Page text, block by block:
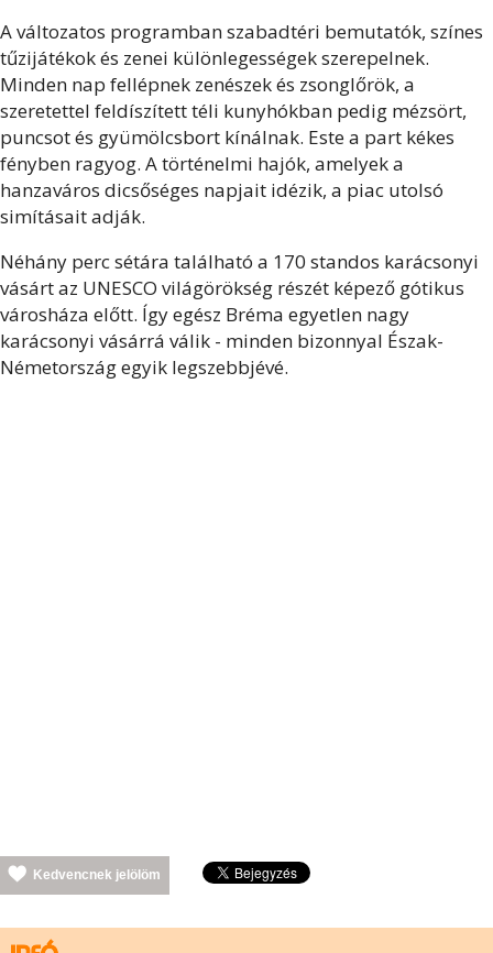
A változatos programban szabadtéri bemutatók, színes
tűzijátékok és zenei különlegességek szerepelnek.
Minden nap fellépnek zenészek és zsonglőrök, a
szeretettel feldíszített téli kunyhókban pedig mézsört,
puncsot és gyümölcsbort kínálnak. Este a part kékes
fényben ragyog. A történelmi hajók, amelyek a
hanzaváros dicsőséges napjait idézik, a piac utolsó
simításait adják.
Néhány perc sétára található a 170 standos karácsonyi
vásárt az UNESCO világörökség részét képező gótikus
városháza előtt. Így egész Bréma egyetlen nagy
karácsonyi vásárrá válik - minden bizonnyal Észak-
Németország egyik legszebbjévé.
Kedvencnek jelölöm